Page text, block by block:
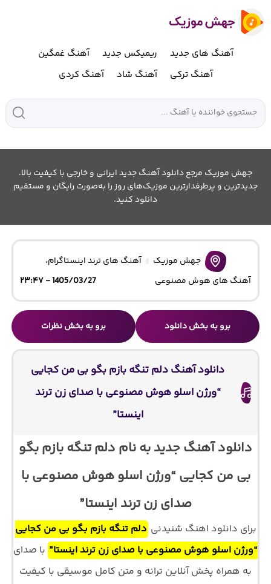
آهنگ های جدید ریمیکس جدید
آهنگ غمگین
آهنگ ترکی
آهنگ شاد آهنگ کردی
جهش موزیک مرجع دانلود آهنگ جدید ایرانی و خارجی با کیفیت بالا.
جدیدترین و پرطرفدارترین موزیک‌های روز را به‌صورت رایگان و مستقیم
دانلود کنید.
جهش موزیک آهنگ های ترند اینستاگرام،
آهنگ های هوش مصنوعی
1405/03/27 - ۲۳:۴۷
برو به بخش دانلود برو به بخش نظرات
دانلود آهنگ دلم تنگه بازم بگو بی من کجایی
“ورژن اسلو هوش مصنوعی با صدای زن ترند
اینستا”
دانلود آهنگ جدید به نام دلم تنگه بازم بگو
بی من کجایی “ورژن اسلو هوش مصنوعی با
صدای زن ترند اینستا”
برای دانلود اهنگ شنیدنی دلم تنگه بازم بگو بی من کجایی
“ورژن اسلو هوش مصنوعی با صدای زن ترند اینستا” با صدای
به همراه پخش آنلاین ترانه و متن کامل موسیقی با کیفیت